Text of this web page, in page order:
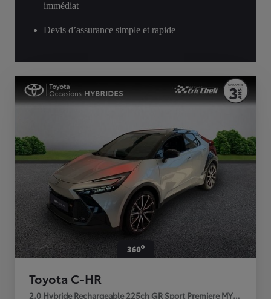
immédiat
Devis d’assurance simple et rapide
Toyota C-HR
2.0 Hybride Rechargeable 225ch GR Sport Premiere MY25